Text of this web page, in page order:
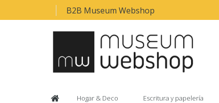
B2B Museum Webshop
Hogar & Deco Escritura y papelería